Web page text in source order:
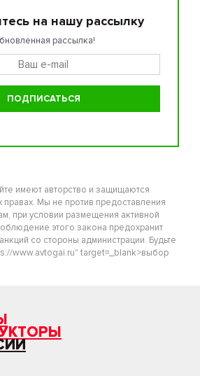
на нашу рассылку
рассылка!
имеют авторство и защищаются
правах. Мы не против предоставления
при условии размещения активной
этого закона предохранит
со стороны администрации. Будьте
www.avtogai.ru" target=_blank>выбор